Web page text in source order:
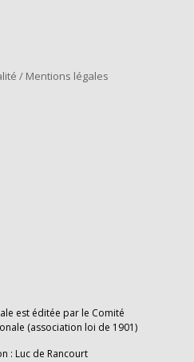
/ Mentions légales
est éditée par le Comité
(association loi de 1901)
: Luc de Rancourt